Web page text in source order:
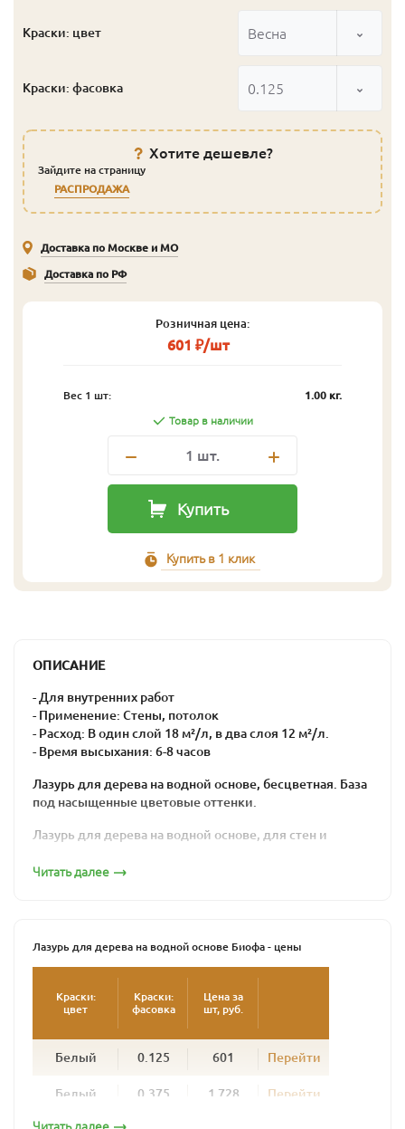
Краски: цвет Весна
Краски: фасовка 0.125
Хотите дешевле?
Зайдите на страницу
РАСПРОДАЖА
Доставка по Москве и МО
Доставка по РФ
Розничная цена:
601 ₽/шт
Вес 1 шт: 1.00 кг.
Товар в наличии
1 шт.
Купить
Купить в 1 клик
ОПИСАНИЕ
- Для внутренних работ
- Применение: Стены, потолок
- Расход: В один слой 18 м²/л, в два слоя 12 м²/л.
- Время высыхания: 6-8 часов
Лазурь для дерева на водной основе, бесцветная. База
под насыщенные цветовые оттенки.
Лазурь для дерева на водной основе, для стен и
Соответствует нормам EN 71 , часть 3 (безопасность
Наносить кистью или валиком на синтетической
основе, для водных красок или лазурей. Лазурь
наносится равномерно, вдоль волокон, тонким слоем.
Лазурь для дерева на водной основе тщательно
синтетической основе, для водных красок или
Читать далее
Лазурь для дерева на водной основе Биофа - цены
Краски:
цвет
Краски:
фасовка
Цена за
шт, руб.
Белый 0.125 601 Перейти
Белый 0.375 1 728 Перейти
Читать далее